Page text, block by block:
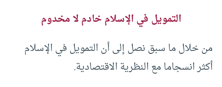
التمويل في الإسلام خادم لا مخدوم
من خلال ما سبق نصل إلى أن التمويل في الإسلام
أكثر انسجاما مع النظرية الاقتصادية.